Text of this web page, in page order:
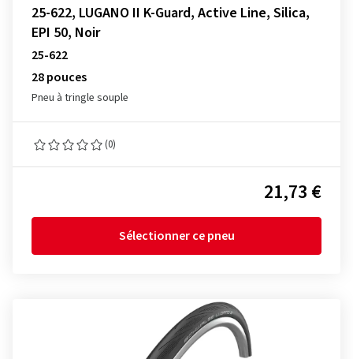
25-622, LUGANO II K-Guard, Active Line, Silica,
EPI 50, Noir
25-622
28 pouces
Pneu à tringle souple
(0)
21,73 €
Sélectionner ce pneu